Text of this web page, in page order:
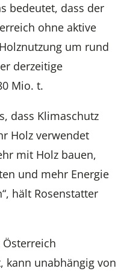
bedeutet, dass der
ohne aktive
um rund
derzeitige
Mio. t.
dass Klimaschutz
Holz verwendet
mit Holz bauen,
und mehr Energie
hält Rosenstatter
Österreich
kann unabhängig von